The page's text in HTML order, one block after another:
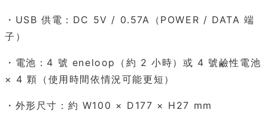
・USB 供電：DC 5V / 0.57A（POWER / DATA 端
子）
・電池：4 號 eneloop（約 2 小時）或 4 號鹼性電池
× 4 顆（使用時間依情況可能更短）
・外形尺寸：約 W100 × D177 × H27 mm